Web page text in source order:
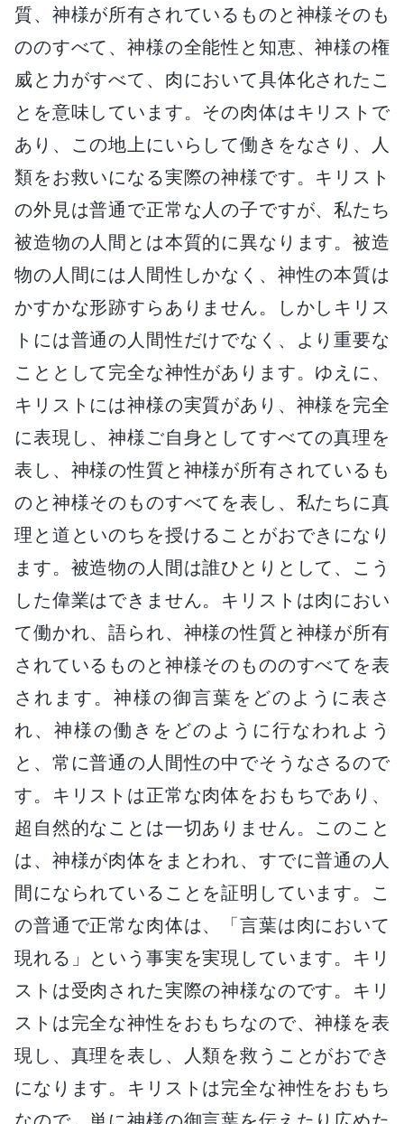
質、神様が所有されているものと神様そのも
ののすべて、神様の全能性と知恵、神様の権
威と力がすべて、肉において具体化されたこ
とを意味しています。その肉体はキリストで
あり、この地上にいらして働きをなさり、人
類をお救いになる実際の神様です。キリスト
の外見は普通で正常な人の子ですが、私たち
被造物の人間とは本質的に異なります。被造
物の人間には人間性しかなく、神性の本質は
かすかな形跡すらありません。しかしキリス
トには普通の人間性だけでなく、より重要な
こととして完全な神性があります。ゆえに、
キリストには神様の実質があり、神様を完全
に表現し、神様ご自身としてすべての真理を
表し、神様の性質と神様が所有されているも
のと神様そのものすべてを表し、私たちに真
理と道といのちを授けることがおできになり
ます。被造物の人間は誰ひとりとして、こう
した偉業はできません。キリストは肉におい
て働かれ、語られ、神様の性質と神様が所有
されているものと神様そのもののすべてを表
されます。神様の御言葉をどのように表さ
れ、神様の働きをどのように行なわれよう
と、常に普通の人間性の中でそうなさるので
す。キリストは正常な肉体をおもちであり、
超自然的なことは一切ありません。このこと
は、神様が肉体をまとわれ、すでに普通の人
間になられていることを証明しています。こ
の普通で正常な肉体は、「言葉は肉において
現れる」という事実を実現しています。キリ
ストは受肉された実際の神様なのです。キリ
ストは完全な神性をおもちなので、神様を表
現し、真理を表し、人類を救うことがおでき
になります。キリストは完全な神性をおもち